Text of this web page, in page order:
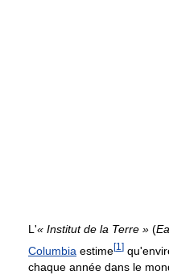
L'« Institut de la Terre » (
Columbia estime[1 ]
chaque année dans le